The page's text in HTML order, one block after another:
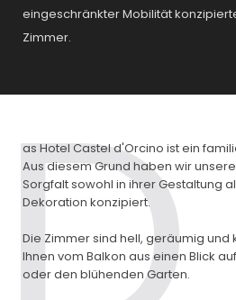
eingeschränkter Mobilität
Zimmer.
as Hotel Castel d'Orcino ist ein
Aus diesem Grund haben wir
Sorgfalt sowohl in ihrer Gestaltung
Dekoration konzipiert.
Die Zimmer sind hell, geräumig und
Ihnen vom Balkon aus einen Blick
oder den blühenden Garten.